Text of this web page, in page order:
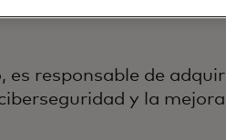
responsable de
y la